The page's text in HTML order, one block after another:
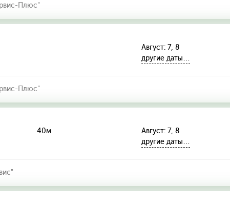
Плюс"
Август: 7, 8
другие даты…
Плюс"
40м
Август: 7, 8
другие даты…